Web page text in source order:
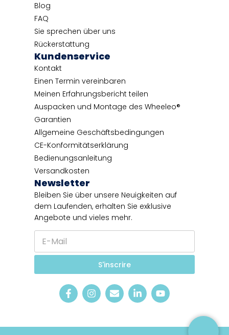
Blog
FAQ
Sie sprechen über uns
Rückerstattung
Kundenservice
Kontakt
Einen Termin vereinbaren
Meinen Erfahrungsbericht teilen
Auspacken und Montage des Wheeleo®
Garantien
Allgemeine Geschäftsbedingungen
CE-Konformitätserklärung
Bedienungsanleitung
Versandkosten
Newsletter
Bleiben Sie über unsere Neuigkeiten auf
dem Laufenden, erhalten Sie exklusive
Angebote und vieles mehr.
E
M
E
M
S'inscrire